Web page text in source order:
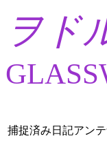
ヲド
捕捉済み日記アン